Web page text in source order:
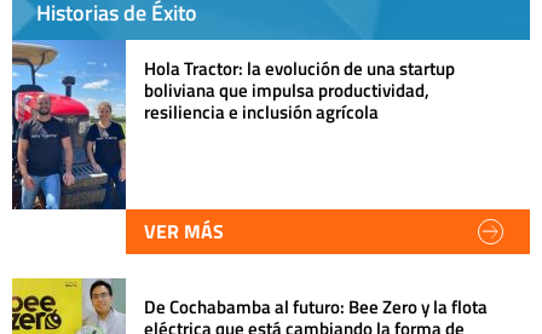
Historias de Éxito
Hola Tractor: la evolución de una startup
boliviana que impulsa productividad,
resiliencia e inclusión agrícola
VER MÁS
De Cochabamba al futuro: Bee Zero y la flota
eléctrica que está cambiando la forma de